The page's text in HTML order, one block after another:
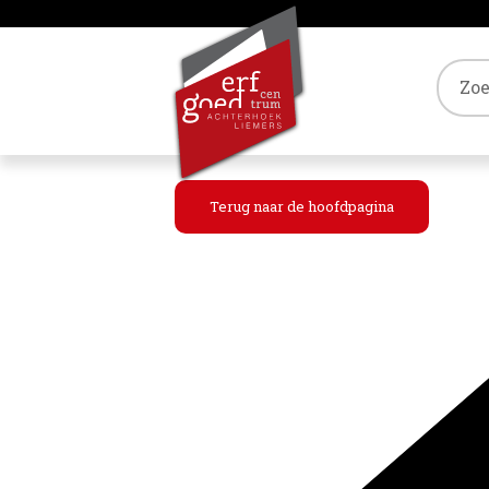
Terug naar de hoofdpagina